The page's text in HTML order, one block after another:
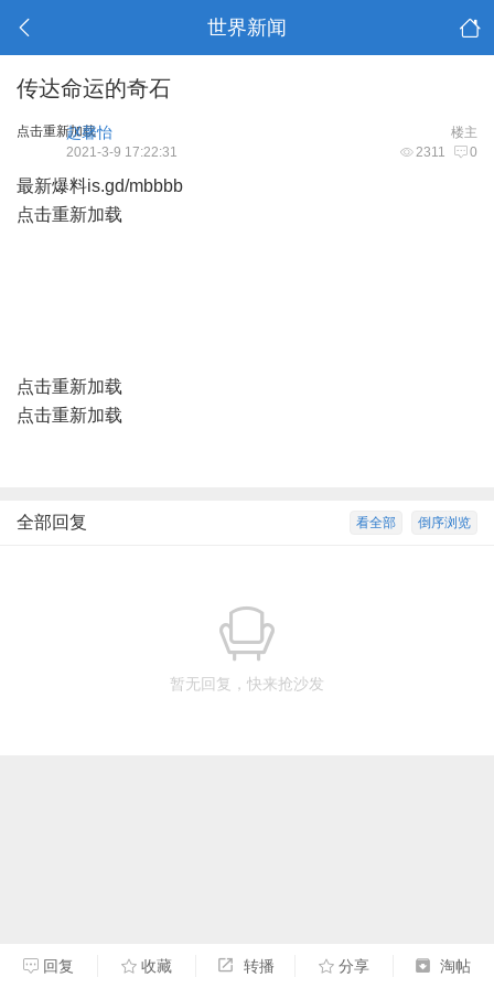
世界新闻
传达命运的奇石
点击重新加载 楼主
赵馨怡
2311 0
2021-3-9 17:22:31
最新爆料is.gd/mbbbb
点击重新加载
点击重新加载
点击重新加载
倒序浏览
看全部
全部回复
暂无回复，快来抢沙发
回复 收藏 转播 分享 淘帖